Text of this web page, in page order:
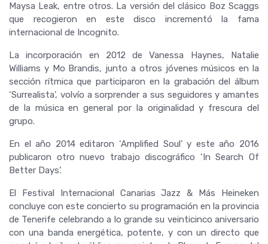
Maysa Leak, entre otros. La versión del clásico Boz Scaggs
que recogieron en este disco incrementó la fama
internacional de Incognito.
La incorporación en 2012 de Vanessa Haynes, Natalie
Williams y Mo Brandis, junto a otros jóvenes músicos en la
sección rítmica que participaron en la grabación del álbum
‘Surrealista’, volvío a sorprender a sus seguidores y amantes
de la música en general por la originalidad y frescura del
grupo.
En el año 2014 editaron ‘Amplified Soul’ y este año 2016
publicaron otro nuevo trabajo discográfico ‘In Search Of
Better Days’.
El Festival Internacional Canarias Jazz & Más Heineken
concluye con este concierto su programación en la provincia
de Tenerife celebrando a lo grande su veinticinco aniversario
con una banda energética, potente, y con un directo que